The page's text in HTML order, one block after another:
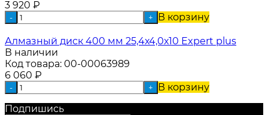
3 920 ₽
- + В корзину
Алмазный диск 400 мм 25,4х4,0х10 Expert plus
В наличии
Код товара: 00-00063989
6 060 ₽
- +
В корзину
Подпишись